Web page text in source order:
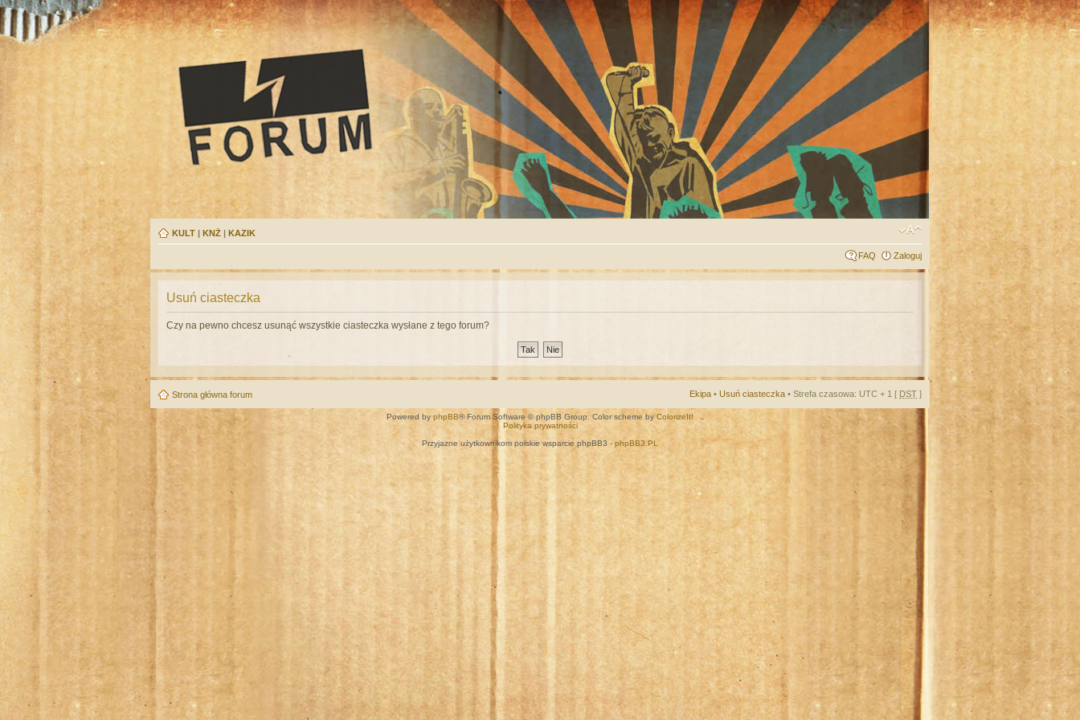
KULT | KNŻ | KAZIK
FAQ Zaloguj
Usuń ciasteczka
Czy na pewno chcesz usunąć wszystkie ciasteczka wysłane z tego forum?
Strona główna forum Ekipa • Usuń ciasteczka • Strefa czasowa: UTC + 1 [ DST ]
Powered by phpBB® Forum Software © phpBB Group. Color scheme byColorizeIt!
Polityka prywatności
Przyjazne użytkownikom polskie wsparcie phpBB3 -phpBB3.PL